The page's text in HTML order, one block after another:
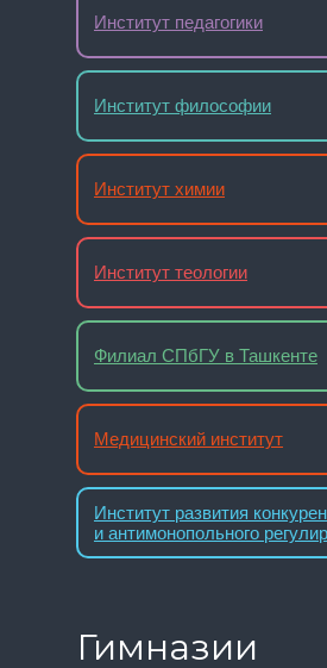
Институт педагогики
Институт философии
Институт химии
Институт теологии
Гимназии
Филиал СПбГУ в Ташкенте
Медицинский институт
Институт развития
и антимонопольного